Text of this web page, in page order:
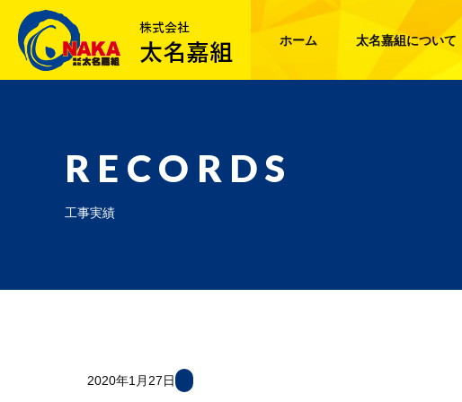
ホーム 太名嘉組について
RECORDS
工事実績
2020年1月27日